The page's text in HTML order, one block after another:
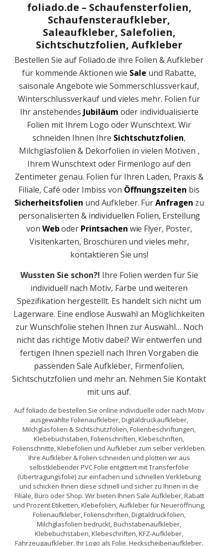
foliado.de – Schaufensterfolien,
Schaufensteraufkleber,
Saleaufkleber, Salefolien,
Sichtschutzfolien, Aufkleber
Bestellen Sie auf Foliado.de ihre Folien & Aufkleber
für kommende Aktionen wie Sale und Rabatte,
saisonale Angebote wie Sommerschlussverkauf,
Winterschlussverkauf und vieles mehr. Folien für
Ihr anstehendes Jubiläum oder individualisierte
Folien mit Ihrem Logo oder Wunschtext. Wir
schneiden Ihnen Ihre Sichtschutzfolien,
Milchglasfolien & Dekorfolien in vielen Motiven ,
Ihrem Wunschtext oder Firmenlogo auf den
Zentimeter genau. Folien für Ihren Laden, Praxis &
Filiale, Café oder Imbiss von Öffnungszeiten bis
Sicherheitsfolien und Aufkleber. FürAnfragen zu
personalisierten & individuellen Folien, Erstellung
von Weboder Printsachen wie Flyer, Poster,
Visitenkarten, Broschüren und vieles mehr,
kontaktieren Sie uns!
Wussten Sie schon?! Ihre Folien werden für Sie
individuell nach Motiv, Farbe und weiteren
Spezifikation hergestellt. Es handelt sich nicht um
Lagerware. Eine endlose Auswahl an Möglichkeiten
zur Wunschfolie stehen Ihnen zur Auswahl… Noch
nicht das richtige Motiv dabei? Wir entwerfen und
fertigen Ihnen speziell nach Ihren Vorgaben die
passenden Sale Aufkleber, Firmenfolien,
Sichtschutzfolien und mehr an. Nehmen Sie Kontakt
mit uns auf.
Auf foliado.de bestellen Sie online individuelle oder nach Motiv
ausgewählte Folienaufkleber, Digitaldruckaufkleber,
Milchglasfolien & Sichtschutzfolien, Folienbeschriftungen,
Klebebuchstaben, Folienschriften, Klebeschriften,
Folienschnitte, Klebefolien und Aufkleber zum selber verkleben.
Ihre Aufkleber & Folien schneiden und plotten wir aus
selbstklebender PVC Folie entgittert mit Transferfolie
(Übertragungsfolie) zur einfachen und schnellen Verklebung
und schicken Ihnen diese schnell und sicher zu Ihnen in die
Filiale, Büro oder Shop. Wir bieten Ihnen Sale Aufkleber, Rabatt
und Prozent Etiketten, Klebefolien, Aufkleber für Neueröffnung,
Folienaufkleber, Folienschriften, Digitaldruckfolien,
Milchglasfolien bedruckt, Buchstabenaufkleber,
Klebebuchstaben, Klebeschriften, KFZ-Aufkleber,
Fahrzeugaufkleber, Ihr Logo als Folie, Heckscheibenaufkleber,